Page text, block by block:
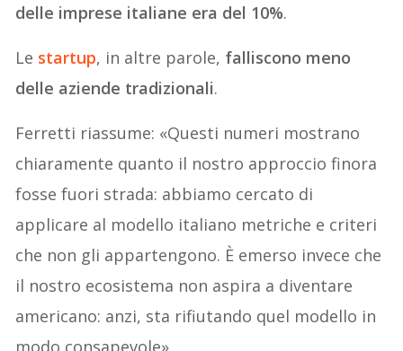
delle imprese italiane era del 10%.
Le startup, in altre parole, falliscono meno
delle aziende tradizionali.
Ferretti riassume: «Questi numeri mostrano
chiaramente quanto il nostro approccio finora
fosse fuori strada: abbiamo cercato di
applicare al modello italiano metriche e criteri
che non gli appartengono. È emerso invece che
il nostro ecosistema non aspira a diventare
americano: anzi, sta rifiutando quel modello in
modo consapevole».